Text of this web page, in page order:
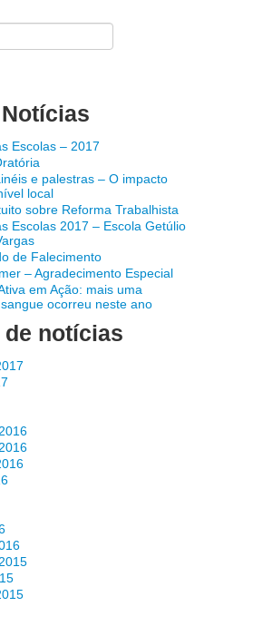
Escolas – 2017
e palestras – O impacto
local
sobre Reforma Trabalhista
Escolas 2017 – Escola Getúlio
de Falecimento
– Agradecimento Especial
em Ação: mais uma
ocorreu neste ano
notícias